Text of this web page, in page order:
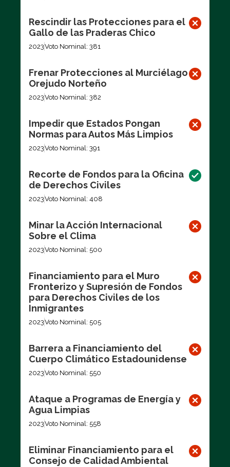
Rescindir las Protecciones para el
Gallo de las Praderas Chico
2023Voto Nominal: 381
Frenar Protecciones al Murciélago
Orejudo Norteño
2023Voto Nominal: 382
Impedir que Estados Pongan
Normas para Autos Más Limpios
2023Voto Nominal: 391
Recorte de Fondos para la Oficina
de Derechos Civiles
2023Voto Nominal: 408
Minar la Acción Internacional
Sobre el Clima
2023Voto Nominal: 500
Financiamiento para el Muro
Fronterizo y Supresión de Fondos
para Derechos Civiles de los
Inmigrantes
2023Voto Nominal: 505
Barrera a Financiamiento del
Cuerpo Climático Estadounidense
2023Voto Nominal: 550
Ataque a Programas de Energía y
Agua Limpias
2023Voto Nominal: 558
Eliminar Financiamiento para el
Consejo de Calidad Ambiental